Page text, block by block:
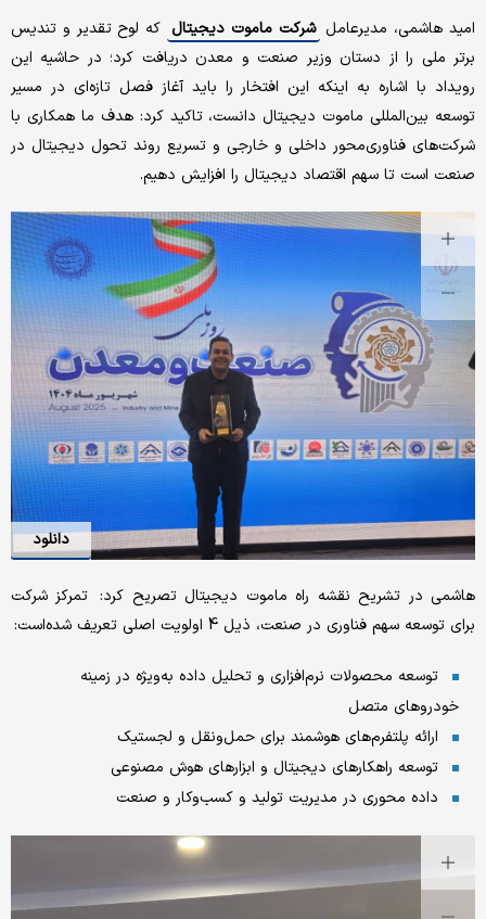
امید هاشمی، مدیرعامل شرکت ماموت دیجیتال که لوح تقدیر و تندیس
برتر ملی را از دستان وزیر صنعت و معدن دریافت کرد؛ در حاشیه این
رویداد با اشاره به اینکه این افتخار را باید آغاز فصل تازه‌ای در مسیر
توسعه بین‌المللی ماموت دیجیتال دانست، تاکید کرد: هدف ما همکاری با
شرکت‌های فناوری‌محور داخلی و خارجی و تسریع روند تحول دیجیتال در
صنعت است تا سهم اقتصاد دیجیتال را افزایش دهیم.
دانلود
هاشمی در تشریح نقشه راه ماموت دیجیتال تصریح کرد: تمرکز شرکت
برای توسعه سهم فناوری در صنعت، ذیل 4 اولویت اصلی تعریف شده‌است:
توسعه محصولات نرم‌افزاری و تحلیل داده به‌ویژه در زمینه
خودروهای متصل
ارائه پلتفرم‌های هوشمند برای حمل‌ونقل و لجستیک
توسعه راهکارهای دیجیتال و ابزارهای هوش مصنوعی
داده محوری در مدیریت تولید و کسب‌وکار و صنعت